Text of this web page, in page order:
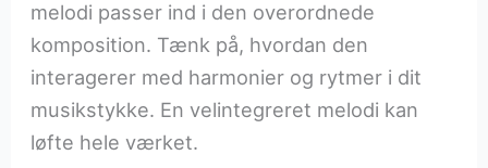
melodi passer ind i den overordnede
komposition. Tænk på, hvordan den
interagerer med harmonier og rytmer i dit
musikstykke. En velintegreret melodi kan
løfte hele værket.